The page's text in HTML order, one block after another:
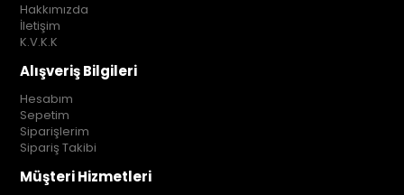
Hakkımızda
İletişim
K.V.K.K
Alışveriş Bilgileri
Hesabım
Sepetim
Siparişlerim
Sipariş Takibi
Müşteri Hizmetleri